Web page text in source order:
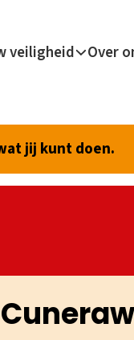
veiligheid Over
jij kunt doen.